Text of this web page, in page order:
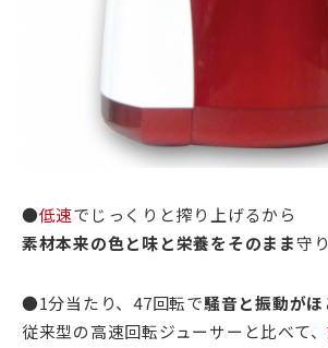
●低速でじっくりと搾り上げるから
素材本来の色と味と栄養をそのまま守
●1分当たり、47回転で騒音と振動がほ
従来型の高速回転ジューサーと比べて、